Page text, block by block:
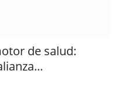
de salud: